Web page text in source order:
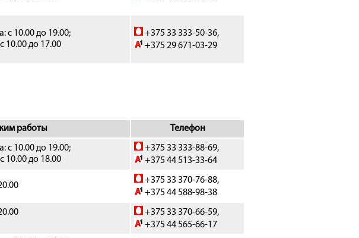
с 10.00 до 19.00;
10.00 до 17.00
+375 33 333-50-36,
+375 29 671-03-29
работы Телефон
с 10.00 до 19.00;
10.00 до 18.00
+375 33 333-88-69,
+375 44 513-33-64
+375 33 370-76-88,
+375 44 588-98-38
+375 33 370-66-59,
+375 44 565-66-17